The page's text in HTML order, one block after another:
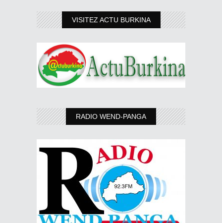
VISITEZ ACTU BURKINA
RADIO WEND-PANGA